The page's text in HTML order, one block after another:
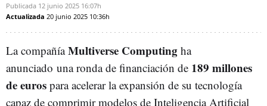
Publicada 12 junio 2025 16:07h
Actualizada 20 junio 2025 10:36h
La compañíaMultiverse Computing ha
anunciado una ronda de financiación de 189 millones
de euros para acelerar la expansión de su tecnología
capaz de comprimir modelos de Inteligencia Artificial